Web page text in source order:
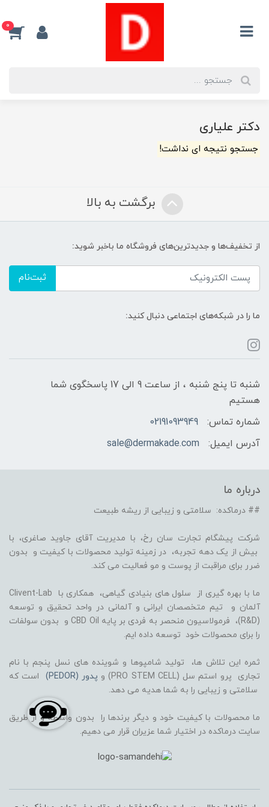
0
دکتر علیاری
جستجو نتیجه ای نداشت!
برگشت به بالا
از تخفیف‌ها و جدیدترین‌های فروشگاه ما باخبر شوید:
ثبت‌نام
ما را در شبکه‌های اجتماعی دنبال کنید:
شنبه تا پنج شنبه ، از ساعت 9 الی 17 پاسخگوی شما
هستیم
شماره تماس:
02191093949
آدرس ایمیل:
sale@dermakade.com
درباره ما
## درماکده: سلامتی و زیبایی از ریشه طبیعت
شرکت پیشگام تجارت سان رخ، با مدیریت آقای جاوید صاغری، با
بیش از یک دهه تجربه، در زمینه تولید محصولات با کیفیت و بدون
ضرر برای مراقبت از پوست و مو فعالیت می کند.
ما با بهره گیری از سلول های بنیادی گیاهی، همکاری با Clivent-Lab
آلمان و تیم متخصصان ایرانی و آلمانی در واحد تحقیق و توسعه
(R&D)، فرمولاسیون منحصر به فردی بر پایه CBD Oil و بدون سولفات
را برای محصولات خود توسعه داده ایم.
ثمره این تلاش ها، تولید شامپوها و شوینده های نسل پنجم با نام
تجاری پرو استم سل (PRO STEM CELL) و
پدور (PEDOR)
است که
سلامتی و زیبایی را به شما هدیه می دهد.
ما محصولات با کیفیت خود و دیگر برندها را بدون واسطه و از طریق
سایت درماکده در اختیار شما عزیران قرار می دهیم.